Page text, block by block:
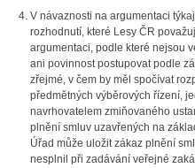
V návaznosti na argumentaci
rozhodnutí, které Lesy ČR
argumentaci, podle které nejsou
ani povinnost postupovat podle
zřejmé, v čem by měl spočívat
předmětných výběrových řízení,
navrhovatelem zmiňovaného
plnění smluv uzavřených na
Úřad může uložit zákaz plnění
nesplnil při zadávání veřejné